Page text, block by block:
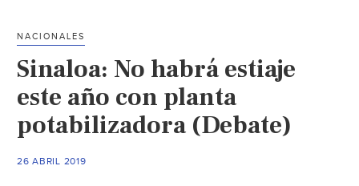
NACIONALES
Sinaloa: No habrá estiaje
este año con planta
potabilizadora (Debate)
26 ABRIL 2019